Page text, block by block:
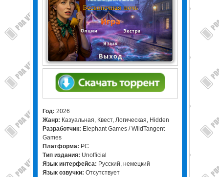
Год: 2026
Жанр: Казуальная, Квест, Логическая, Hidden
Разработчик: Elephant Games / WildTangent
Games
Платформа: PC
Тип издания: Unofficial
Язык интерфейса: Русский, немецкий
Язык озвучки: Отсутствует